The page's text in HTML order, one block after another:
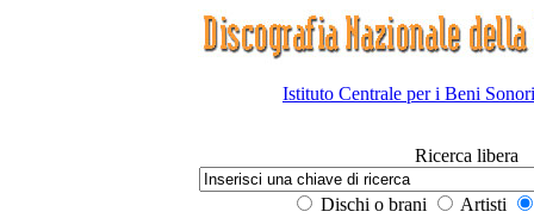
Istituto Centrale per i Beni
Ricerca libera
Dischi o brani Artisti